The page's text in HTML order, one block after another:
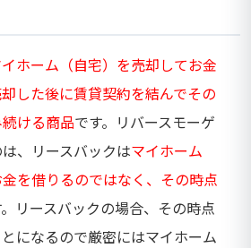
ホーム（自宅）を売却してお金
した後に賃貸契約を結んでその
ける商品です。リバースモーゲ
、リースバックはマイホーム
金を借りるのではなく、その時点
リースバックの場合、その時点
になるので厳密にはマイホーム